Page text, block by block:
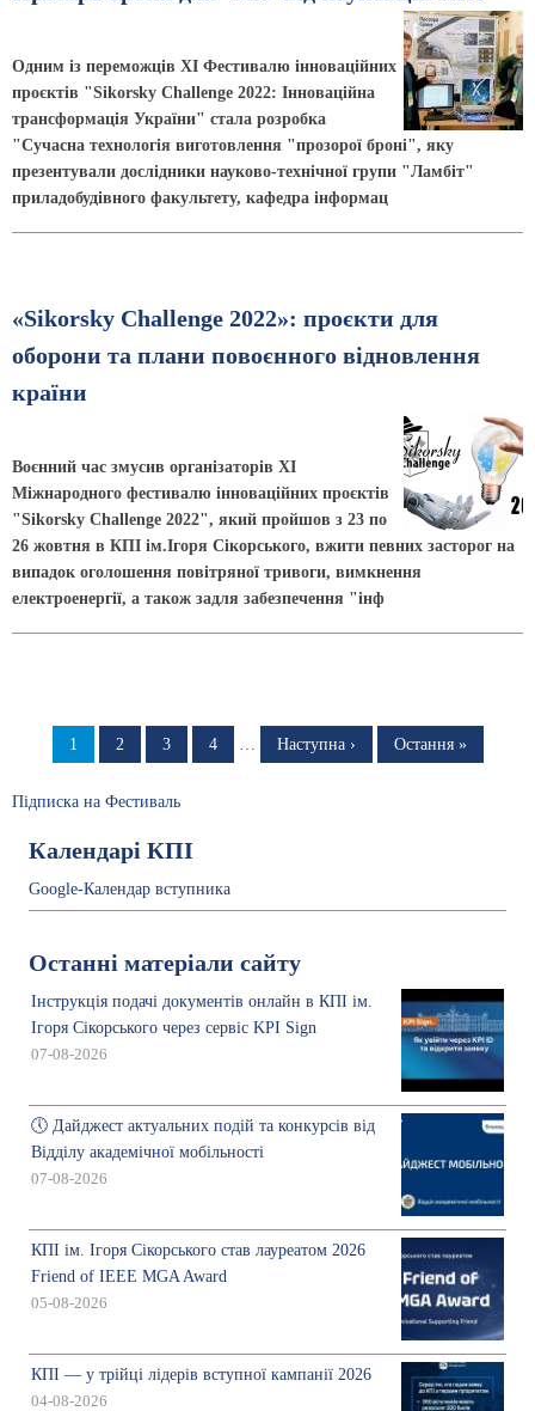
Одним із переможців XI Фестивалю інноваційних
проєктів "Sikorsky Challenge 2022: Інноваційна
трансформація України" стала розробка
"Сучасна технологія виготовлення "прозорої броні", яку
презентували дослідники науково-технічної групи "Ламбіт"
приладобудівного факультету, кафедра інформац
«Sikorsky Challenge 2022»: проєкти для
оборони та плани повоєнного відновлення
країни
Воєнний час змусив організаторів ХІ
Міжнародного фестивалю інноваційних проєктів
"Sikorsky Challenge 2022", який пройшов з 23 по
26 жовтня в КПІ ім.Ігоря Сікорського, вжити певних засторог на
випадок оголошення повітряної тривоги, вимкнення
електроенергії, а також задля забезпечення "інф
Сторінка
1 Сторінка
2 Сторінка
3 Сторінка
4
Наступна
Наступна ›
Остання
Остання »
Підписка на Фестиваль
Календарі КПІ
Google-Календар вступника
Останні матеріали сайту
Інструкція подачі документів онлайн в КПІ ім.
Ігоря Сікорського через сервіс KPI Sign
07-08-2026
🕔 Дайджест актуальних подій та конкурсів від
Відділу академічної мобільності
07-08-2026
КПІ ім. Ігоря Сікорського став лауреатом 2026
Friend of IEEE MGA Award
05-08-2026
КПІ — у трійці лідерів вступної кампанії 2026
04-08-2026